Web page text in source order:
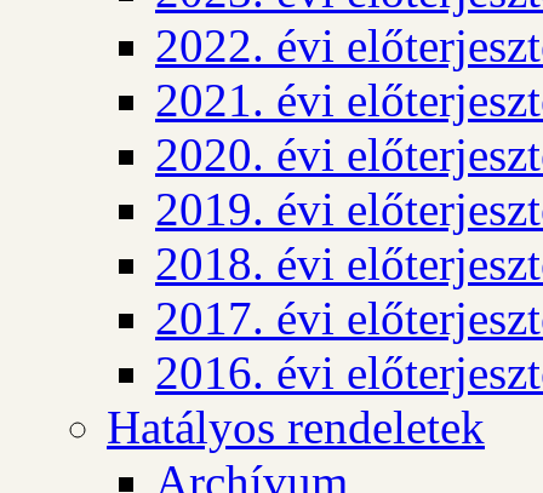
2022. évi
2021. évi
2020. évi
2019. évi
2018. évi
2017. évi
2016. évi
Hatályos rendeletek
Archívum